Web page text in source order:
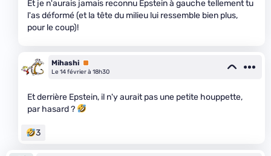
Et je n'aurais jamais reconnu Epstein à gauche tellement tu
l'as déformé (et la tête du milieu lui ressemble bien plus,
pour le coup)!
Mihashi Premium
Le 14 février à 18h30
Et derrière Epstein, il n'y aurait pas une petite houppette,
par hasard ?
3